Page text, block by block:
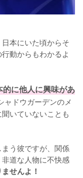
本にいた頃からそ
動からもわかるよ
的に他人に興味があ
ャドウガーデンのメ
いていないことも
う彼ですが、関係
道な人物に不快感
せんよ！